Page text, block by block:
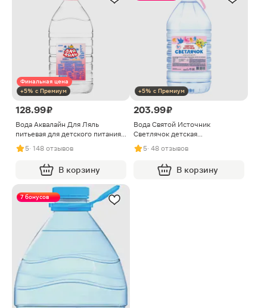
Финальная цена
+5% с Премиум
128.99 ₽
Вода Аквалайн Для Ляль
питьевая для детского питания
негазированная 5л
5· 148 отзывов
В корзину
+5% с Премиум
203.99 ₽
Вода Святой Источник
Светлячок детская
негазированная 5л
5· 48 отзывов
В корзину
7 бонусов